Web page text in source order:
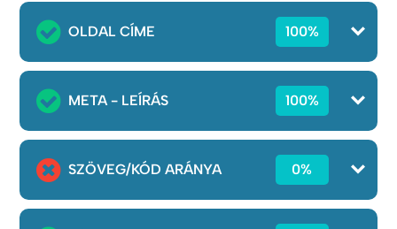
OLDAL CÍME 100%
META - LEÍRÁS 100%
SZÖVEG/KÓD ARÁNYA 0%